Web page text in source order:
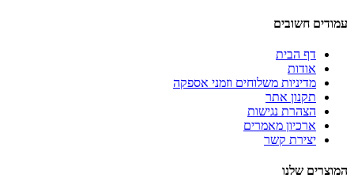
עמודים חשובים
דף הבית
אודות
מדיניות משלוחים וזמני אספקה
תקנון אתר
הצהרת נגישות
ארכיון מאמרים
יצירת קשר
המוצרים שלנו